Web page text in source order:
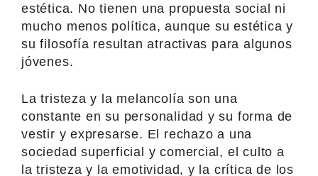
estética. No tienen una propuesta social ni
mucho menos política, aunque su estética y
su filosofía resultan atractivas para algunos
jóvenes.
La tristeza y la melancolía son una
constante en su personalidad y su forma de
vestir y expresarse. El rechazo a una
sociedad superficial y comercial, el culto a
la tristeza y la emotividad, y la crítica de los